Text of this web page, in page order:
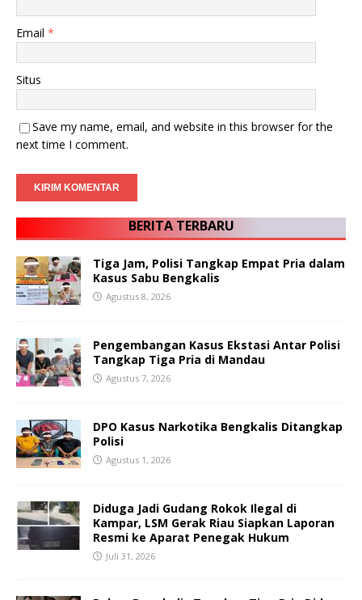
Email *
Situs
Save my name, email, and website in this browser for the
next time I comment.
BERITA TERBARU
Tiga Jam, Polisi Tangkap Empat Pria dalam
Kasus Sabu Bengkalis
Agustus 8, 2026
Pengembangan Kasus Ekstasi Antar Polisi
Tangkap Tiga Pria di Mandau
Agustus 7, 2026
DPO Kasus Narkotika Bengkalis Ditangkap
Polisi
Agustus 1, 2026
Diduga Jadi Gudang Rokok Ilegal di
Kampar, LSM Gerak Riau Siapkan Laporan
Resmi ke Aparat Penegak Hukum
Juli 31, 2026